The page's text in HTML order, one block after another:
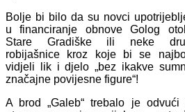
Bolje bi bilo da su novci
u financiranje obnove Golog
Stare Gradiške ili neke
robijašnice kroz koje bi se
vidjeli lik i djelo „bez ikakve
značajne povijesne figure“!
A brod „Galeb“ trebalo je odvući